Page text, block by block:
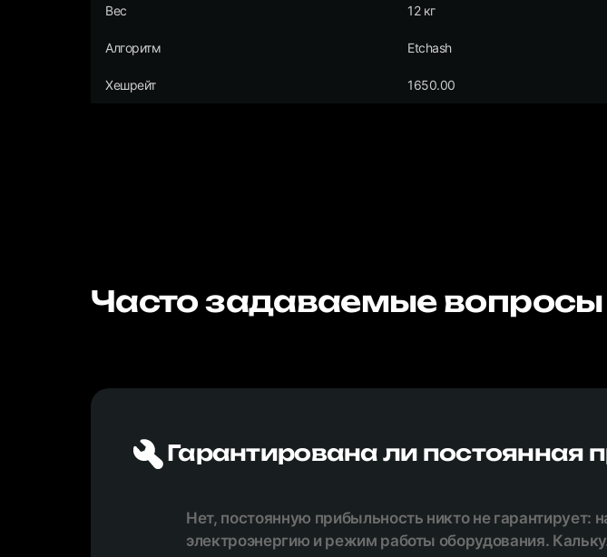
Вес 12 кг
Алгоритм Etchash
Хешрейт 1650.00
Часто задаваемые вопросы
Гарантирована ли постоянная
Нет, постоянную прибыльность никто не гарантирует:
электроэнергию и режим работы оборудования.